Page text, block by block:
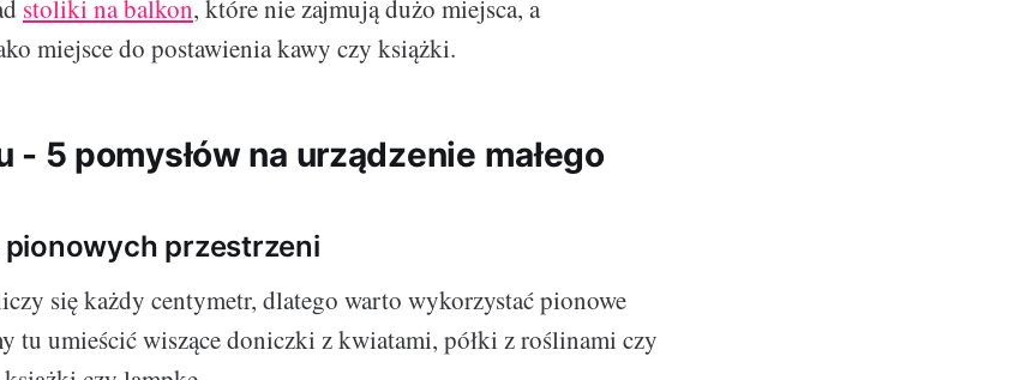
stoliki na balkon, które nie zajmują dużo miejsca, a
miejsce do postawienia kawy czy książki.
- 5 pomysłów na urządzenie małego
przestrzeni
się każdy centymetr, dlatego warto wykorzystać pionowe
tu umieścić wiszące doniczki z kwiatami, półki z roślinami czy